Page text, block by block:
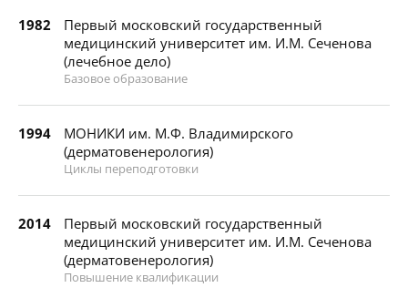
1982
Первый московский государственный
медицинский университет им. И.М. Сеченова
(лечебное дело)
Базовое образование
1994
МОНИКИ им. М.Ф. Владимирского
(дерматовенерология)
Циклы переподготовки
2014
Первый московский государственный
медицинский университет им. И.М. Сеченова
(дерматовенерология)
Повышение квалификации